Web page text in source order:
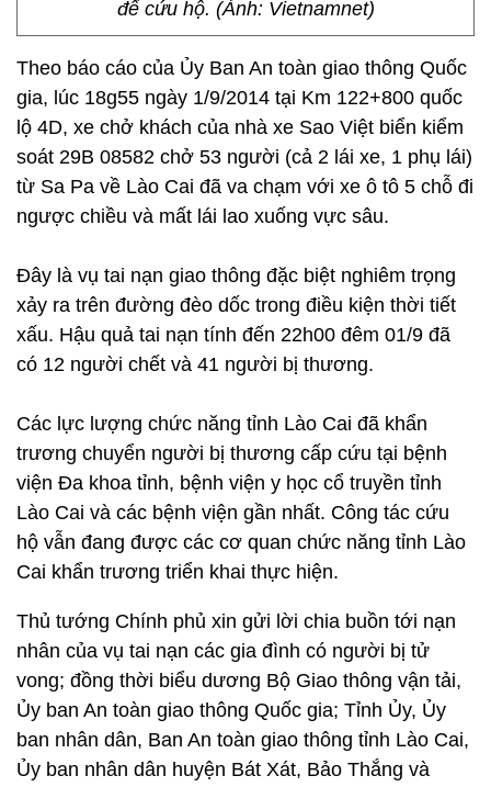
để cứu hộ. (Ảnh: Vietnamnet)
Theo báo cáo của Ủy Ban An toàn giao thông Quốc
gia, lúc 18g55 ngày 1/9/2014 tại Km 122+800 quốc
lộ 4D, xe chở khách của nhà xe Sao Việt biển kiểm
soát 29B 08582 chở 53 người (cả 2 lái xe, 1 phụ lái)
từ Sa Pa về Lào Cai đã va chạm với xe ô tô 5 chỗ đi
ngược chiều và mất lái lao xuống vực sâu.
Đây là vụ tai nạn giao thông đặc biệt nghiêm trọng
xảy ra trên đường đèo dốc trong điều kiện thời tiết
xấu. Hậu quả tai nạn tính đến 22h00 đêm 01/9 đã
có 12 người chết và 41 người bị thương.
Các lực lượng chức năng tỉnh Lào Cai đã khẩn
trương chuyển người bị thương cấp cứu tại bệnh
viện Đa khoa tỉnh, bệnh viện y học cổ truyền tỉnh
Lào Cai và các bệnh viện gần nhất. Công tác cứu
hộ vẫn đang được các cơ quan chức năng tỉnh Lào
Cai khẩn trương triển khai thực hiện.
Thủ tướng Chính phủ xin gửi lời chia buồn tới nạn
nhân của vụ tai nạn các gia đình có người bị tử
vong; đồng thời biểu dương Bộ Giao thông vận tải,
Ủy ban An toàn giao thông Quốc gia; Tỉnh Ủy, Ủy
ban nhân dân, Ban An toàn giao thông tỉnh Lào Cai,
Ủy ban nhân dân huyện Bát Xát, Bảo Thắng và